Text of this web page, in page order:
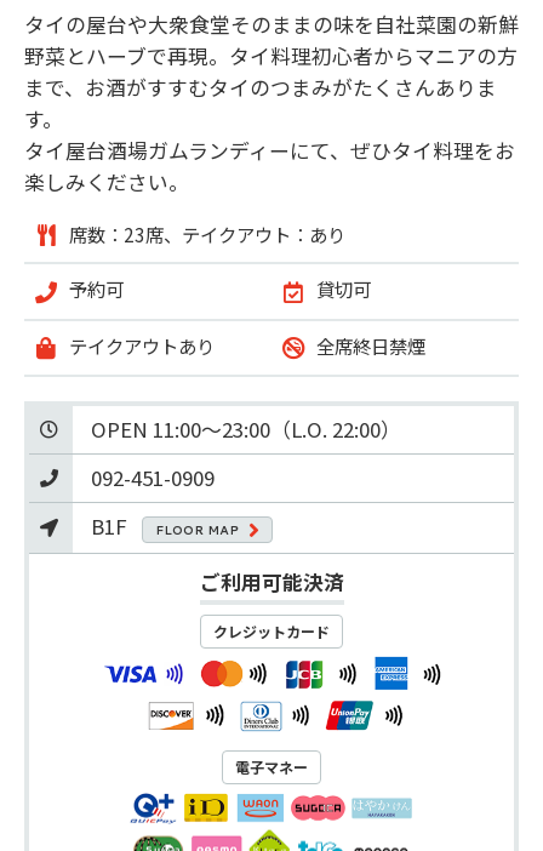
タイの屋台や大衆食堂そのままの味を自社菜園の新鮮
野菜とハーブで再現。タイ料理初心者からマニアの方
まで、お酒がすすむタイのつまみがたくさんありま
す。
タイ屋台酒場ガムランディーにて、ぜひタイ料理をお
楽しみください。
席数：23席、テイクアウト：あり
予約可 貸切可
テイクアウトあり 全席終日禁煙
OPEN 11:00～23:00（L.O. 22:00）
092-451-0909
B1F
FLOOR MAP
ご利用可能決済
クレジットカード
電子マネー